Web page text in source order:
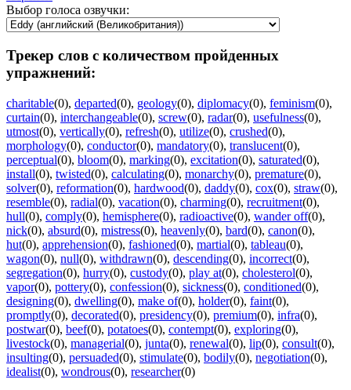
Выбор голоса озвучки:
Трекер слов с количеством пройденных
упражнений:
charitable(0), departed(0), geology(0), diplomacy(0), feminism(0),
curtain(0), interchangeable(0), screw(0), radar(0), usefulness(0),
utmost(0), vertically(0), refresh(0), utilize(0), crushed(0),
morphology(0), conductor(0), mandatory(0), translucent(0),
perceptual(0), bloom(0), marking(0), excitation(0), saturated(0),
install(0), twisted(0), calculating(0), monarchy(0), premature(0),
solver(0), reformation(0), hardwood(0), daddy(0), cox(0), straw(0),
resemble(0), radial(0), vacation(0), charming(0), recruitment(0),
hull(0), comply(0), hemisphere(0), radioactive(0), wander off(0),
nick(0), absurd(0), mistress(0), heavenly(0), bard(0), canon(0),
hut(0), apprehension(0), fashioned(0), martial(0), tableau(0),
wagon(0), null(0), withdrawn(0), descending(0), incorrect(0),
segregation(0), hurry(0), custody(0), play at(0), cholesterol(0),
vapor(0), pottery(0), confession(0), sickness(0), conditioned(0),
designing(0), dwelling(0), make of(0), holder(0), faint(0),
promptly(0), decorated(0), presidency(0), premium(0), infra(0),
postwar(0), beef(0), potatoes(0), contempt(0), exploring(0),
livestock(0), managerial(0), junta(0), renewal(0), lip(0), consult(0),
insulting(0), persuaded(0), stimulate(0), bodily(0), negotiation(0),
idealist(0), wondrous(0), researcher(0)